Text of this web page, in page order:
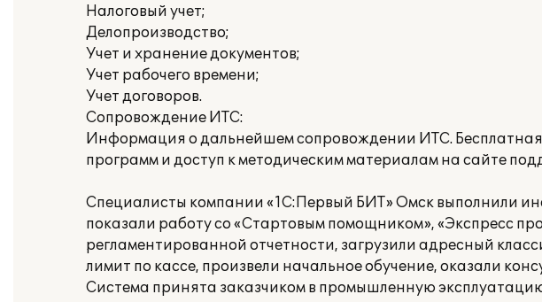
Налоговый учет;
Делопроизводство;
Учет и хранение документов;
Учет рабочего времени;
Учет договоров.
Сопровождение ИТС:
Информация о дальнейшем сопровождении ИТС.
программ и доступ к методическим материалам на сайте
Специалисты компании «1С:Первый БИТ» Омск выполнили
показали работу со «Стартовым помощником», «Экспресс
регламентированной отчетности, загрузили адресный
лимит по кассе, произвели начальное обучение, оказали
Система принята заказчиком в промышленную